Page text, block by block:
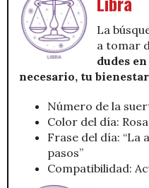
La
a tomar
dudes
necesario, tu
Número de la
Color del día: Rosa
Frase del día:
pasos”
Compatibilidad: